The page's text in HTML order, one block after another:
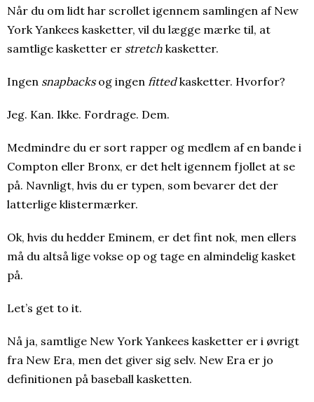
Når du om lidt har scrollet igennem samlingen af New
York Yankees kasketter, vil du lægge mærke til, at
samtlige kasketter er stretch kasketter.
Ingen snapbacksog ingen fittedkasketter. Hvorfor?
Jeg. Kan. Ikke. Fordrage. Dem.
Medmindre du er sort rapper og medlem af en bande i
Compton eller Bronx, er det helt igennem fjollet at se
på. Navnligt, hvis du er typen, som bevarer det der
latterlige klistermærker.
Ok, hvis du hedder Eminem, er det fint nok, men ellers
må du altså lige vokse op og tage en almindelig kasket
på.
Let’s get to it.
Nå ja, samtlige New York Yankees kasketter er i øvrigt
fra New Era, men det giver sig selv. New Era er jo
definitionen på baseball kasketten.